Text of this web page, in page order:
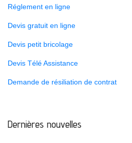
Réglement en ligne
Devis gratuit en ligne
Devis petit bricolage
Devis Télé Assistance
Demande de résiliation de contrat
Dernières nouvelles